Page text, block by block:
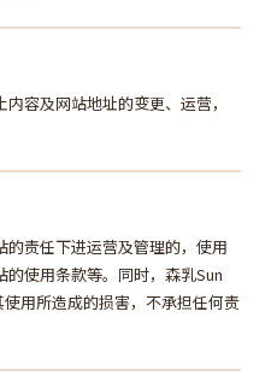
容及网站地址的变更、运营，
责任下进运营及管理的，使用
使用条款等。同时，森乳Sun
用所造成的损害，不承担任何责